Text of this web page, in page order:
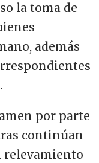
la toma de
además
por parte
continúan
relevamiento